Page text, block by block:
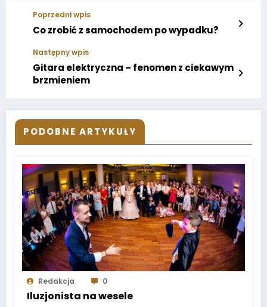
Poprzedni wpis
Co zrobić z samochodem po wypadku?
Następny wpis
Gitara elektryczna – fenomen z ciekawym
brzmieniem
PODOBNE ARTYKUŁY
Redakcja 0
Iluzjonista na wesele